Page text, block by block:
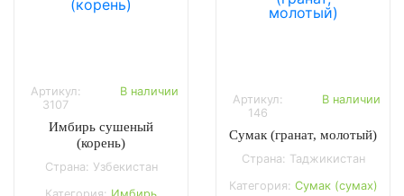
Артикул:
3107
В наличии
Имбирь сушеный
(корень)
Страна: Узбекистан
Артикул:
146
В наличии
Сумак (гранат, молотый)
Страна: Таджикистан
Категория: Сумак (сумах)